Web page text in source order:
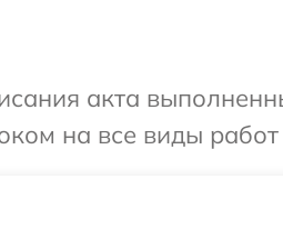
акта
на все виды работ